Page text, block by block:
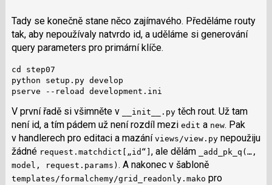
Tady se konečně stane něco zajímavého. Předěláme routy
tak, aby nepoužívaly natvrdo id, a uděláme si generování
query parameters pro primární klíče.
cd step07
python setup.py develop
pserve --reload development.ini
V první řadě si všimněte v __init__.pytěch rout. Už tam
není id, a tím pádem už není rozdíl mezi edit a new. Pak
v handlerech pro editaci a mazání views/view.pynepoužiju
žádné request.matchdict[„id“] , ale dělám
_add_pk_q(…,
model, request.params) . A nakonec v šabloně
templates/formalchemy/grid_re­adonly.mako pro